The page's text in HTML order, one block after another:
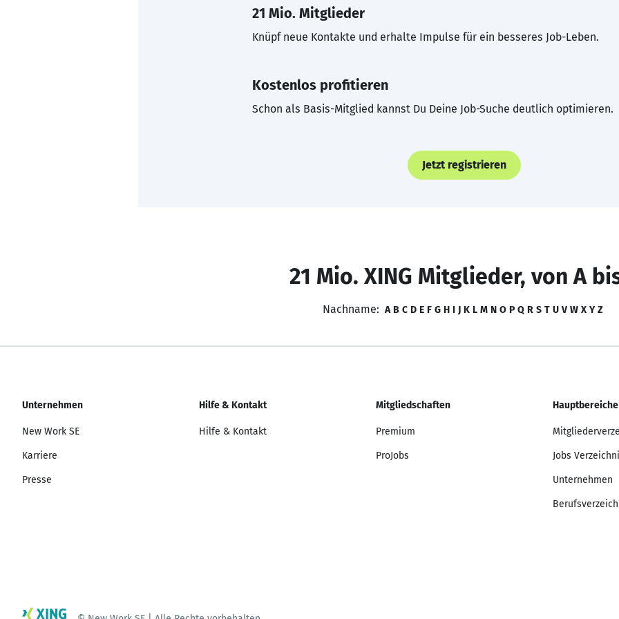
21 Mio. Mitglieder
Knüpf neue Kontakte und erhalte Impulse für ein besseres Job-Leben.
Kostenlos profitieren
Schon als Basis-Mitglied kannst Du Deine Job-Suche deutlich optimieren.
Jetzt registrieren
21 Mio. XING Mitglieder, von A
Nachname: A B C D E F G H I J K L M N O P Q R S T U V W X Y Z
Unternehmen
New Work SE
Karriere
Presse
Hilfe & Kontakt
Hilfe & Kontakt
Mitgliedschaften
Premium
ProJobs
Hauptbereiche
Jobs
Unternehmen